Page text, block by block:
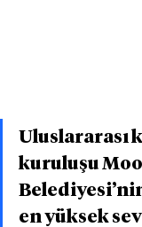
Uluslararası
kuruluşu
en yüksek